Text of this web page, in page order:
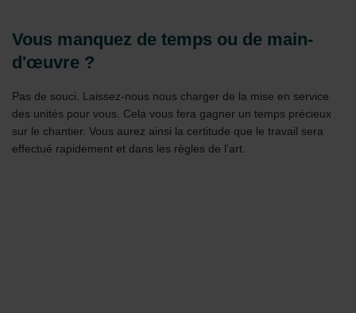
Vous manquez de temps ou de main-
d'œuvre ?
Pas de souci. Laissez-nous nous charger de la mise en service
des unités pour vous. Cela vous fera gagner un temps précieux
sur le chantier. Vous aurez ainsi la certitude que le travail sera
effectué rapidement et dans les règles de l'art.